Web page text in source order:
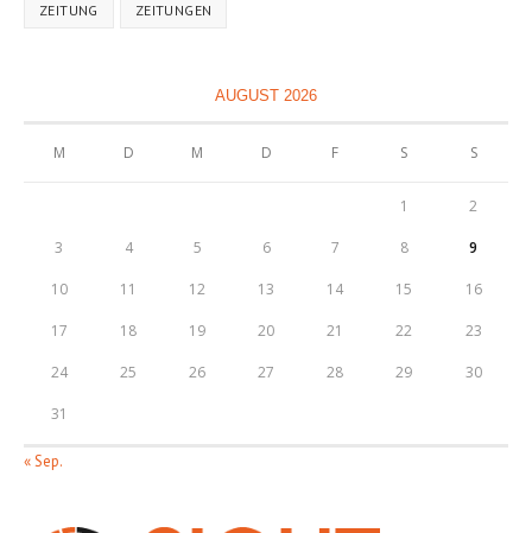
ZEITUNG ZEITUNGEN
AUGUST 2026
M D M D F S S
1 2
3 4 5 6 7 8 9
10 11 12 13 14 15 16
17 18 19 20 21 22 23
24 25 26 27 28 29 30
31
« Sep.